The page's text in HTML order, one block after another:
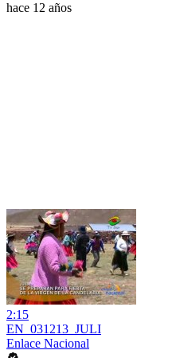
hace 12 años
2:15
EN_031213_JULI
Enlace Nacional